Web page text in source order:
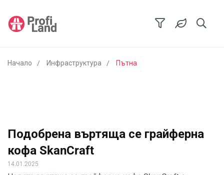
Начало Инфраструктура Пътна
Подобрена въртяща се грайферна
кофа SkanCraft
14.01.2025